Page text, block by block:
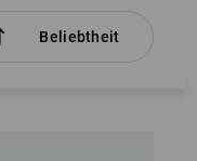
Beliebtheit